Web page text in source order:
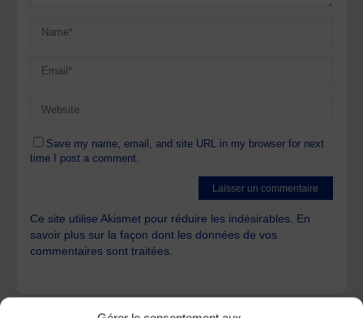
Save my name, email, and site URL in my browser for next
time I post a comment.
Ce site utilise Akismet pour réduire les indésirables. En
savoir plus sur la façon dont les données de vos
commentaires sont traitées